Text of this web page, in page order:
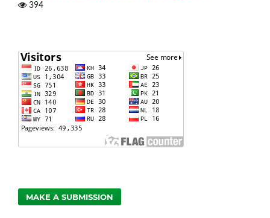
394
MAKE A SUBMISSION